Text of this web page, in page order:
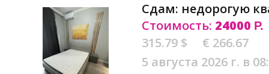
Сдам: недорогую
Стоимость: 24000 Р.
315.79 $
€ 266.67
5 августа 2026 г. в